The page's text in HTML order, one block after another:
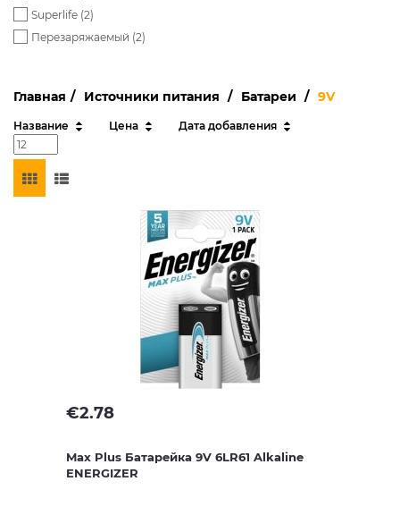
Superlife (2)
Перезаряжаемый (2)
Главная Источники питания Батареи 9V
Название Цена Дата добавления
€2.78
Max Plus Батарейкa 9V 6LR61 Alkaline
ENERGIZER